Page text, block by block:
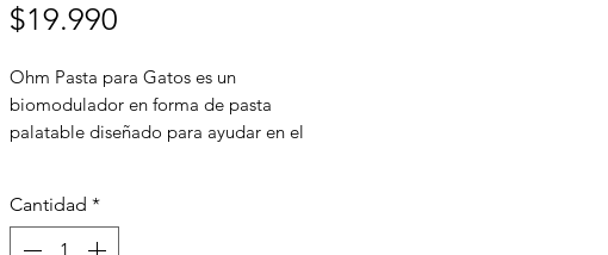
$19.990
Ohm Pasta para Gatos es un
biomodulador en forma de pasta
palatable diseñado para ayudar en el
comportamientos relacionados con el
estrés, promoviendo una conducta más
Cantidad *